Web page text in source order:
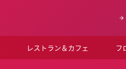
レストラン＆カフェ フ